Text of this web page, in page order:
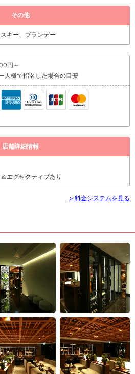
その他
キー、ブランデー
円～
人様で指名した場合の目安
店舗詳細情報
エグゼクティブあり
> 料金システムを見る